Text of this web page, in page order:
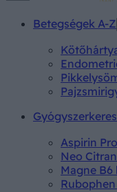
Betegségek A-Z
Aspirin
Neo
Magne